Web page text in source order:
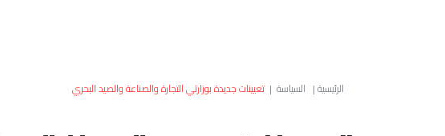
الرئيسية| السياسة | تعيينات جديدة بوزارتي التجارة والصناعة والصيد البحري